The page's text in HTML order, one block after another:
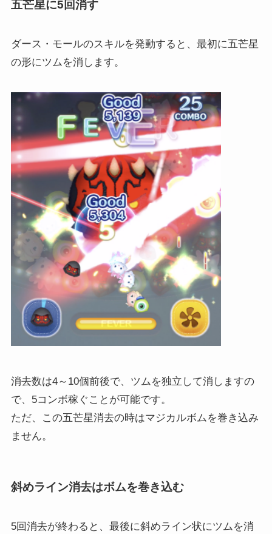
五芒星に5回消す
ダース・モールのスキルを発動すると、最初に五芒星
の形にツムを消します。
消去数は4～10個前後で、ツムを独立して消しますの
で、5コンボ稼ぐことが可能です。
ただ、この五芒星消去の時はマジカルボムを巻き込み
ません。
斜めライン消去はボムを巻き込む
5回消去が終わると、最後に斜めライン状にツムを消